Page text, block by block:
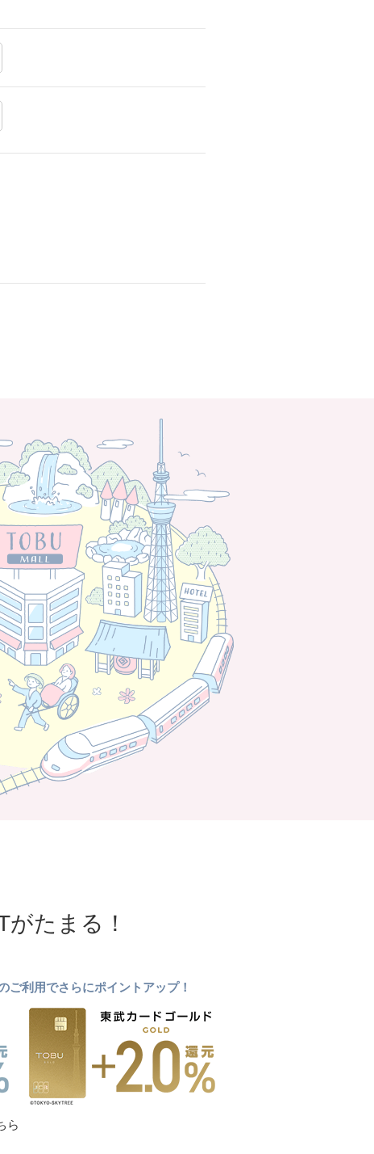
たまる！
利用でさらにポイントアップ！
ら